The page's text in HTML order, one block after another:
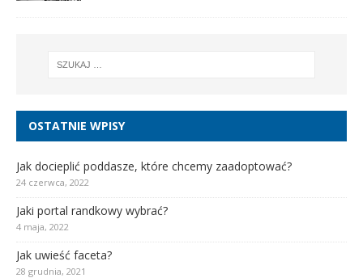
OSTATNIE WPISY
Jak docieplić poddasze, które chcemy zaadoptować?
24 czerwca, 2022
Jaki portal randkowy wybrać?
4 maja, 2022
Jak uwieść faceta?
28 grudnia, 2021